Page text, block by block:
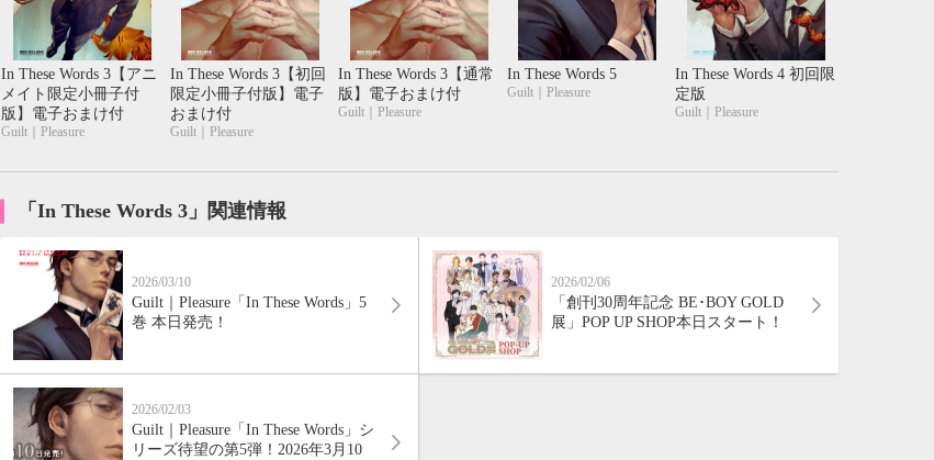
In These Words 3【アニ
メイト限定小冊子付
版】電子おまけ付
Guilt｜Pleasure
In These Words 3【初回
限定小冊子付版】電子
おまけ付
Guilt｜Pleasure
In These Words 3【通常
版】電子おまけ付
Guilt｜Pleasure
In These Words 5
Guilt｜Pleasure
In These Words 4 初回限
定版
Guilt｜Pleasure
「In These Words 3」関連情報
2026/03/10
Guilt｜Pleasure「In These Words」5
巻 本日発売！
2026/02/06
「創刊30周年記念 BE･BOY GOLD
展」POP UP SHOP本日スタート！
2026/02/03
Guilt｜Pleasure「In These Words」シ
リーズ待望の第5弾！2026年3月10
29 30
25
26 27 28 29 30 31